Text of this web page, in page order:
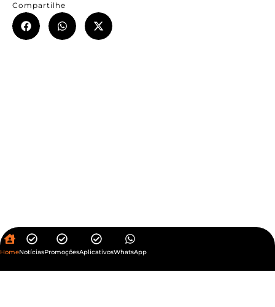
Compartilhe
HomeNotíciasPromoçõesAplicativosWhatsApp